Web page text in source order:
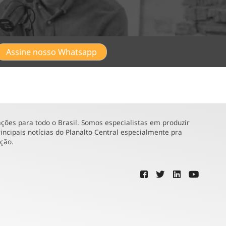
Assine nosso Whatsapp
para todo o Brasil. Somos especialistas em produzir
notícias do Planalto Central especialmente pra